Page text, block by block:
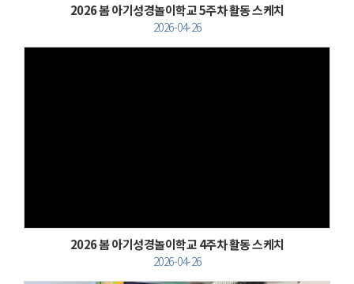
2026 봄 아기성경놀이학교 5주차 활동 스케치
2026-04-26
2026 봄 아기성경놀이학교 4주차 활동 스케치
2026-04-26